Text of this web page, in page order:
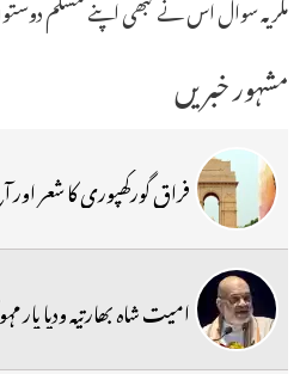
مشہور خبریں
فراق گورکھپوری کا شعر
امیت شاہ بھارتیہ ودیا پار مہوتسو 2026ء کا